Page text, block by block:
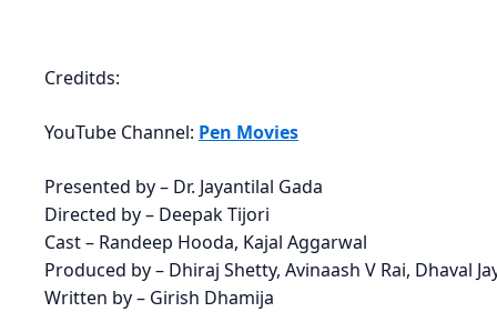
Creditds:
YouTube Channel: Pen Movies
Presented by – Dr. Jayantilal Gada
Directed by – Deepak Tijori
Cast – Randeep Hooda, Kajal Aggarwal
Produced by – Dhiraj Shetty, Avinaash V Rai, Dhaval
Written by – Girish Dhamija